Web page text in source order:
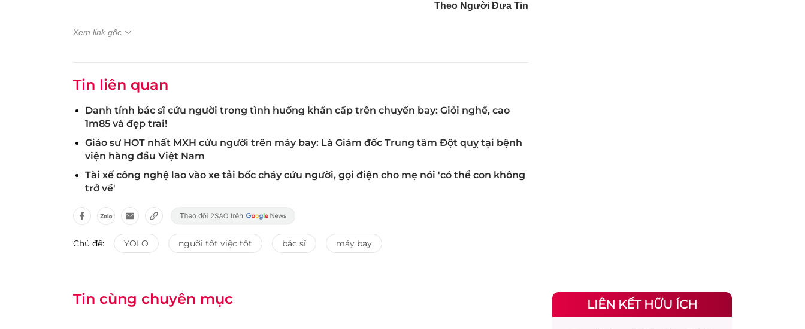
Theo Người Đưa Tin
Xem link gốc
Tin liên quan
Danh tính bác sĩ cứu người trong tình huống khẩn cấp trên chuyến bay: Giỏi nghề, cao
1m85 và đẹp trai!
Giáo sư HOT nhất MXH cứu người trên máy bay: Là Giám đốc Trung tâm Đột quỵ tại bệnh
viện hàng đầu Việt Nam
Tài xế công nghệ lao vào xe tải bốc cháy cứu người, gọi điện cho mẹ nói 'có thể con không
trở về'
Chủ đề: YOLO người tốt việc tốt bác sĩ máy bay
Tin cùng chuyên mục LIÊN KẾT HỮU ÍCH